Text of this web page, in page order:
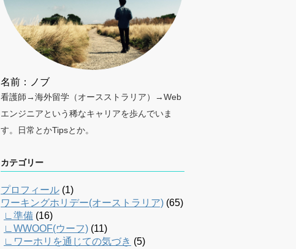
名前：ノブ
看護師→海外留学（オースストラリア）→Web
エンジニアという稀なキャリアを歩んでいま
す。日常とかTipsとか。
カテゴリー
プロフィール (1)
ワーキングホリデー(オーストラリア) (65)
∟準備 (16)
∟WWOOF(ウーフ) (11)
∟ワーホリを通じての気づき (5)